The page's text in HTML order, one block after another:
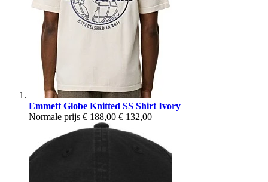
Emmett Globe Knitted SS Shirt Ivory
Normale prijs € 188,00 € 132,00